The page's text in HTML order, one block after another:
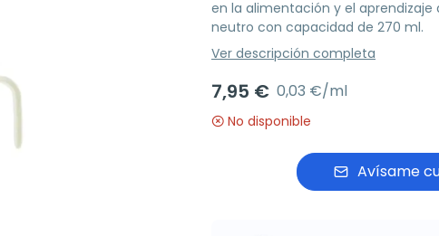
en la alimentación y el aprendizaje
neutro con capacidad de 270 ml.
Ver descripción completa
7,95 € 0,03 €/ml
No disponible
Avísame